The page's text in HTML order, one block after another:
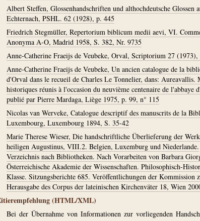
Albert Steffen, Glossenhandschriften und althochdeutsche Glossen
Echternach, PSHL. 62 (1928), p. 445
Friedrich Stegmüller, Repertorium biblicum medii aevi, VI.
Anonyma A-O, Madrid 1958, S. 382, Nr. 9735
Anne-Catherine Fraeijs de Veubeke, Orval, Scriptorium 27 (1973),
Anne-Catherine Fraeijs de Veubeke, Un ancien catalogue de la
d'Orval dans le recueil de Charles Le Tonnelier, dans: Aureavallis.
historiques réunis à l'occasion du neuvième centenaire de l'abbaye
publié par Pierre Mardaga, Liège 1975, p. 99, n° 115
Nicolas van Werveke, Catalogue descriptif des manuscrits de la
Luxembourg, Luxembourg 1894, S. 35-42
Marie Therese Wieser, Die handschriftliche Überlieferung der
heiligen Augustinus, VIII.2. Belgien, Luxemburg und Niederlande.
Verzeichnis nach Bibliotheken. Nach Vorarbeiten von Barbara
Österreichische Akademie der Wissenschaften. Philosophisch-
Klasse. Sitzungsberichte 685. Veröffentlichungen der Kommission
Herausgabe des Corpus der lateinischen Kirchenväter 18, Wien
(HTML/XML)
Bei der Übernahme von Informationen zur vorliegenden